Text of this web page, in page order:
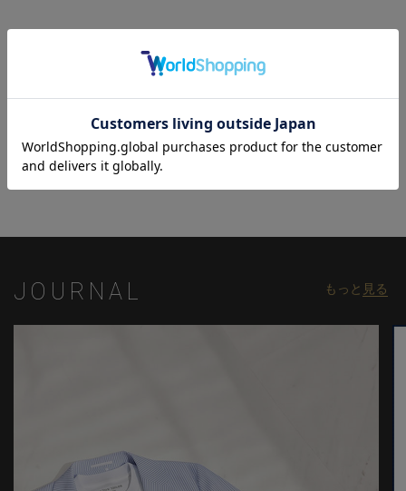
することで、首周りを締め付けずすっきりと見せる高い汎用性を
備えました。上品な印象をキープしながらも顔周りに抜け感を生
み出し、あらゆるコーディネートに自然にマッチします。
さらに、定番色だけでなくピンクやターコイズといった春夏らし
い華やかなカラーも展開しており、細部まで季節のスタイリング
を楽しめるこだわりのディテールとなっています。
※画像はサンプルのため、色味やサイズ等の仕様が変更になる場
JOURNAL もっと 見る